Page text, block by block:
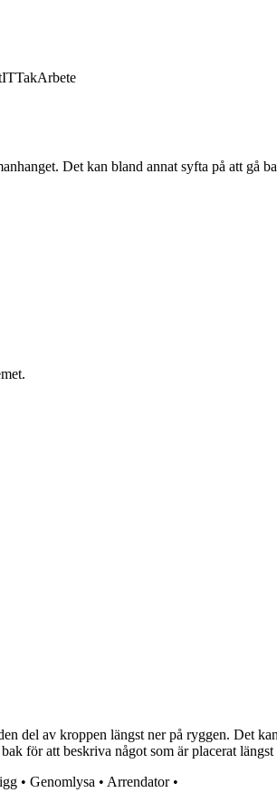
ITTakArbete
Det kan bland annat syfta på att
del av kroppen längst ner på ryggen. Det
för att beskriva något som är placerat
• Genomlysa • Arrendator•